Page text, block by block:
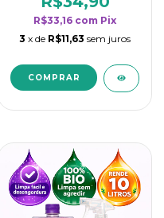
categoria - Lavanda
R$33,16 com Pix
3 x de R$11,63 sem juros